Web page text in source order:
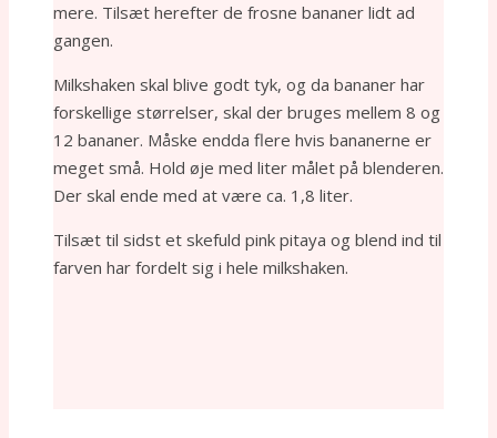
mere. Tilsæt herefter de frosne bananer lidt ad
gangen.
Milkshaken skal blive godt tyk, og da bananer har
forskellige størrelser, skal der bruges mellem 8 og
12 bananer. Måske endda flere hvis bananerne er
meget små. Hold øje med liter målet på blenderen.
Der skal ende med at være ca. 1,8 liter.
Tilsæt til sidst et skefuld pink pitaya og blend ind til
farven har fordelt sig i hele milkshaken.